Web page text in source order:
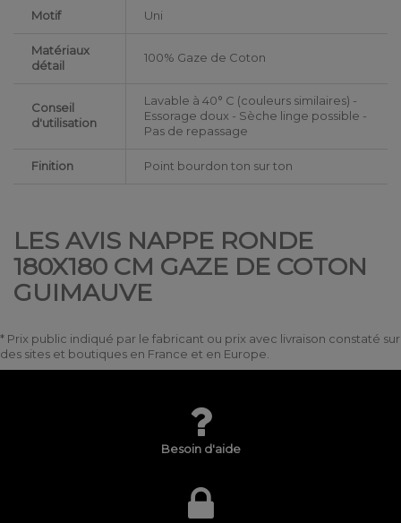
Motif Uni
Matériaux
détail
100% Gaze de Coton
Conseil
d'utilisation
Lavable à 40° C (couleurs similaires) -
Essorage doux - Sèche linge possible -
Pas de repassage
Finition Point bourdon ton sur ton
LES AVIS NAPPE RONDE
180X180 CM GAZE DE COTON
GUIMAUVE
* Prix public indiqué par le fabricant ou prix avec livraison constaté sur
des sites et boutiques en France et en Europe.
Besoin d'aide